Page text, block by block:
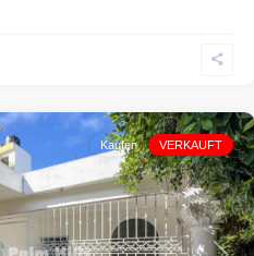
Kaufen VERKAUFT